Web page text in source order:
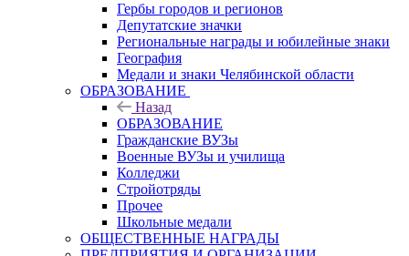
Гербы городов и регионов
Депутатские значки
Региональные награды и юбилейные знаки
География
Медали и знаки Челябинской области
ОБРАЗОВАНИЕ
Назад
ОБРАЗОВАНИЕ
Гражданские ВУЗы
Военные ВУЗы и училища
Колледжи
Стройотряды
Прочее
Школьные медали
ОБЩЕСТВЕННЫЕ НАГРАДЫ